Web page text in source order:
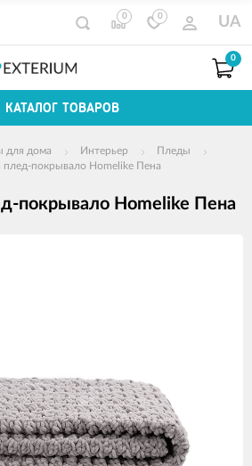
0 0 UA
0
КАТАЛОГ ТОВАРОВ
для дома Интерьер
Пледы
покрывало Homelike Пена
покрывало Homelike Пена